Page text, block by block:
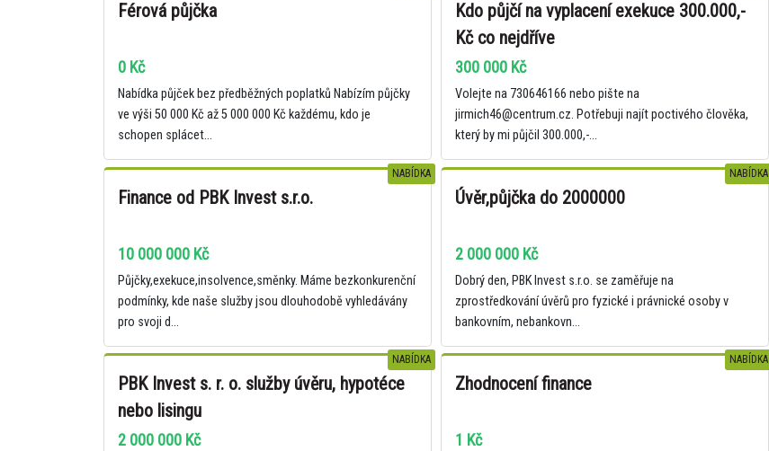
Férová půjčka
0 Kč
Nabídka půjček bez předběžných poplatků Nabízím půjčky
ve výši 50 000 Kč až 5 000 000 Kč každému, kdo je
schopen splácet...
Kdo půjčí na vyplacení exekuce 300.000,-
Kč co nejdříve
300 000 Kč
Volejte na 730646166 nebo pište na
jirmich46@centrum.cz. Potřebuji najít poctivého člověka,
který by mi půjčil 300.000,-...
NABÍDKA
Finance od PBK Invest s.r.o.
10 000 000 Kč
Půjčky,exekuce,insolvence,směnky. Máme bezkonkurenční
podmínky, kde naše služby jsou dlouhodobě vyhledávány
pro svoji d...
NABÍDKA
Úvěr,půjčka do 2000000
2 000 000 Kč
Dobrý den, PBK Invest s.r.o. se zaměřuje na
zprostředkování úvěrů pro fyzické i právnické osoby v
bankovním, nebankovn...
NABÍDKA
PBK Invest s. r. o. služby úvěru, hypotéce
nebo lisingu
2 000 000 Kč
NABÍDKA
Zhodnocení finance
1 Kč